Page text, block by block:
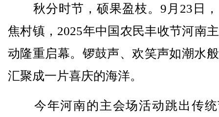
秋分时节，硕果盈枝。9月23日，
焦村镇，2025年中国农民丰收节河南
动隆重启幕。锣鼓声、欢笑声如潮水
汇聚成一片喜庆的海洋。
今年河南的主会场活动跳出传统